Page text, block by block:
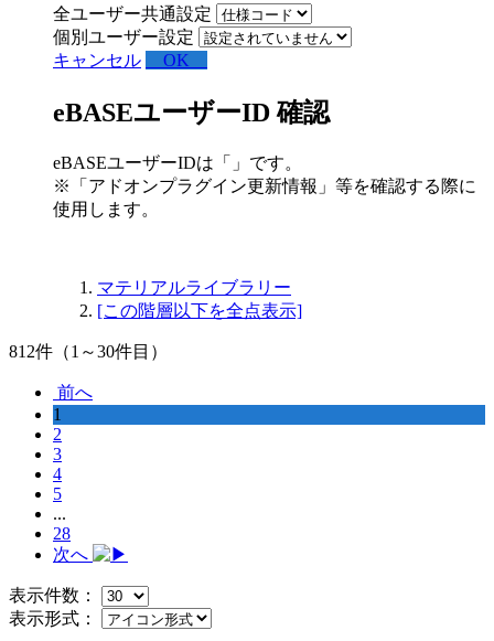
全ユーザー共通設定
個別ユーザー設定
キャンセル
OK
eBASEユーザーID 確認
eBASEユーザーIDは「
」です。
※「アドオンプラグイン更新情報」等を確認する際に
使用します。
マテリアルライブラリー
[この階層以下を全点表示]
812件（1～30件目）
前へ
1
2
3
4
5
...
28
次へ
表示件数：
表示形式：